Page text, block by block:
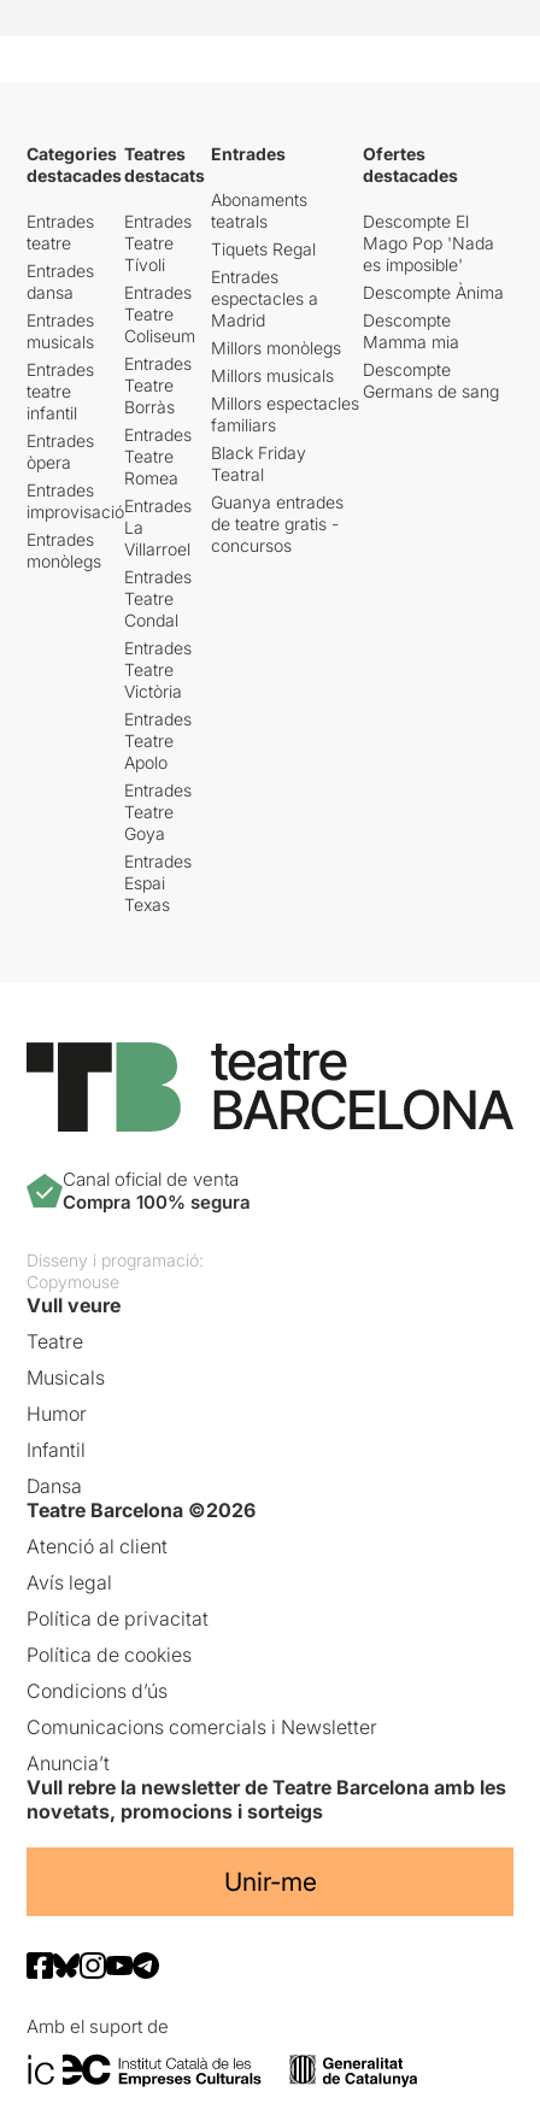
Categories
destacades
Entrades
teatre
Entrades
dansa
Entrades
musicals
Entrades
teatre
infantil
Entrades
òpera
Entrades
improvisació
Entrades
monòlegs
Teatres
destacats
Entrades
Teatre
Tívoli
Entrades
Teatre
Coliseum
Entrades
Teatre
Borràs
Entrades
Teatre
Romea
Entrades
La
Villarroel
Entrades
Teatre
Condal
Entrades
Teatre
Victòria
Entrades
Teatre
Apolo
Entrades
Teatre
Goya
Entrades
Espai
Texas
Entrades
Abonaments
teatrals
Tiquets Regal
Entrades
espectacles a
Madrid
Millors monòlegs
Millors musicals
Millors espectacles
familiars
Black Friday
Teatral
Guanya entrades
de teatre gratis -
concursos
Ofertes
destacades
Descompte El
Mago Pop 'Nada
es imposible'
Descompte Ànima
Descompte
Mamma mia
Descompte
Germans de sang
Canal oficial de venta
Compra 100% segura
Disseny i programació:
Copymouse
Vull veure
Teatre
Musicals
Humor
Infantil
Dansa
Teatre Barcelona ©2026
Atenció al client
Avís legal
Política de privacitat
Política de cookies
Condicions d’ús
Comunicacions comercials i Newsletter
Anuncia’t
Vull rebre la newsletter de Teatre Barcelona amb les
novetats, promocions i sorteigs
Unir-me
Amb el suport de